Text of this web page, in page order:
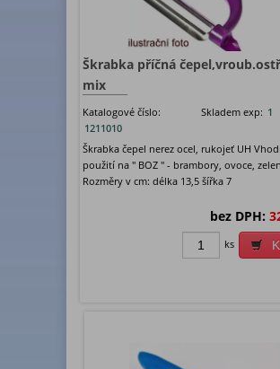
Škrabka příčná
mix
Katalogové číslo:
1211010
Skladem exp: 1
Škrabka čepel nerez ocel, rukojeť UH
použití na " BOZ " - brambory, ovoce,
Rozměry v cm: délka 13,5 šířka 7
bez DPH:
ks